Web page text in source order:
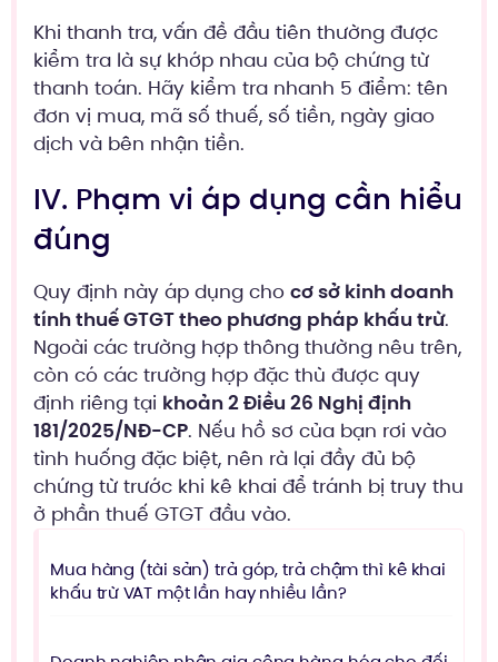
Khi thanh tra, vấn đề đầu tiên thường được
kiểm tra là sự khớp nhau của bộ chứng từ
thanh toán. Hãy kiểm tra nhanh 5 điểm: tên
đơn vị mua, mã số thuế, số tiền, ngày giao
dịch và bên nhận tiền.
IV. Phạm vi áp dụng cần hiểu
đúng
Quy định này áp dụng cho cơ sở kinh doanh
tính thuế GTGT theo phương pháp khấu trừ.
Ngoài các trường hợp thông thường nêu trên,
còn có các trường hợp đặc thù được quy
định riêng tại khoản 2 Điều 26 Nghị định
181/2025/NĐ-CP. Nếu hồ sơ của bạn rơi vào
tình huống đặc biệt, nên rà lại đầy đủ bộ
chứng từ trước khi kê khai để tránh bị truy thu
ở phần thuế GTGT đầu vào.
Mua hàng (tài sản) trả góp, trả chậm thì kê khai
khấu trừ VAT một lần hay nhiều lần?